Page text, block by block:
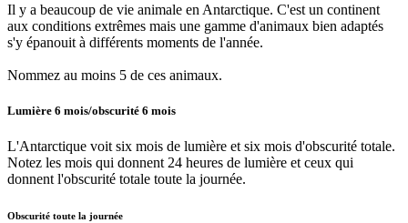
Il y a beaucoup de vie animale en Antarctique. C'est un continent
aux conditions extrêmes mais une gamme d'animaux bien adaptés
s'y épanouit à différents moments de l'année.
Nommez au moins 5 de ces animaux.
Lumière 6 mois/obscurité 6 mois
L'Antarctique voit six mois de lumière et six mois d'obscurité totale.
Notez les mois qui donnent 24 heures de lumière et ceux qui
donnent l'obscurité totale toute la journée.
Obscurité toute la journée